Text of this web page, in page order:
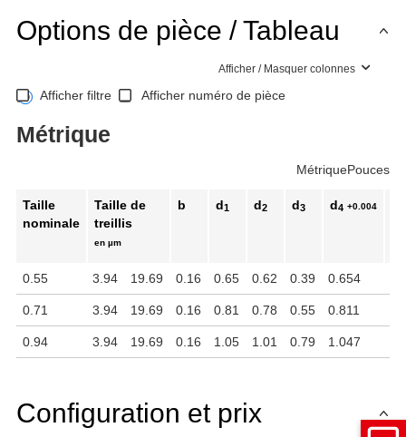
Options de pièce / Tableau
Afficher / Masquer colonnes
Afficher filtre Afficher numéro de pièce
Métrique
MétriquePouces
Taille
nominale
Taille de
treillis
en µm
b d1 d2 d3 d4 +0.004
0.55 3.94 19.69 0.16 0.65 0.62 0.39 0.654
0.71 3.94 19.69 0.16 0.81 0.78 0.55 0.811
0.94 3.94 19.69 0.16 1.05 1.01 0.79 1.047
Configuration et prix